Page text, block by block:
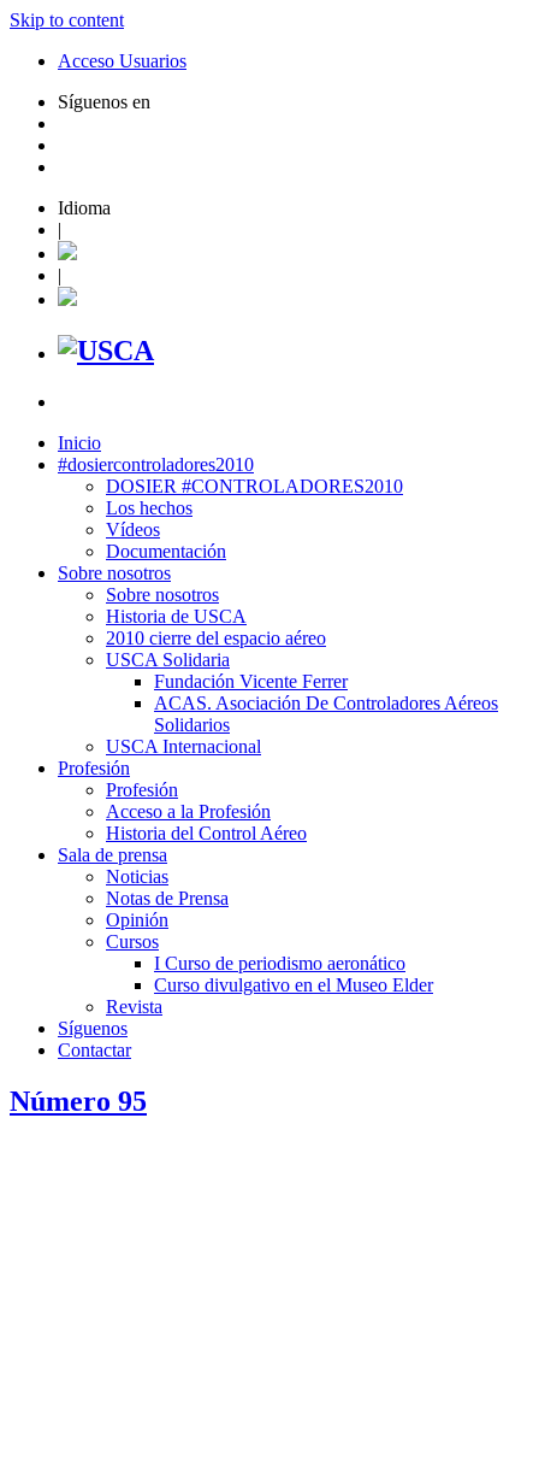
Skip to content
Acceso Usuarios
Síguenos en
Idioma
|
|
Inicio
#dosiercontroladores2010
DOSIER #CONTROLADORES2010
Los hechos
Vídeos
Documentación
Sobre nosotros
Sobre nosotros
Historia de USCA
2010 cierre del espacio aéreo
USCA Solidaria
Fundación Vicente Ferrer
ACAS. Asociación De Controladores Aéreos
Solidarios
USCA Internacional
Profesión
Profesión
Acceso a la Profesión
Historia del Control Aéreo
Sala de prensa
Noticias
Notas de Prensa
Opinión
Cursos
I Curso de periodismo aeronático
Curso divulgativo en el Museo Elder
Revista
Síguenos
Contactar
Número 95